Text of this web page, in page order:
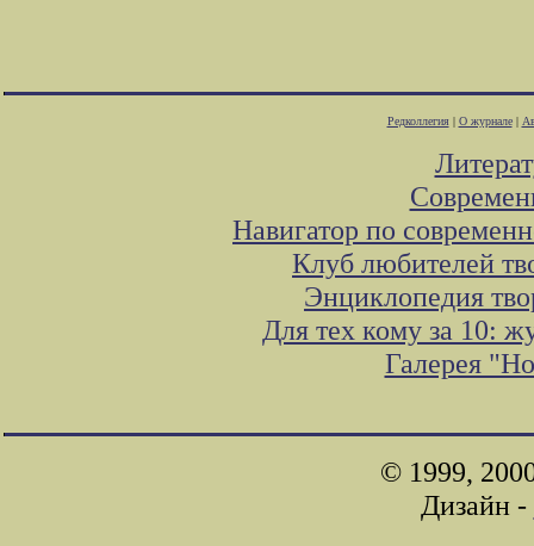
Редколлегия| О журнале|
Навигатор по
Клуб любителей
Энциклопедия
Для тех кому за 10:
Галерея
© 1999,
Дизайн -